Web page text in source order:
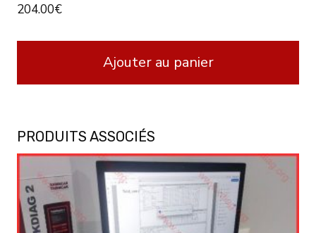
204.00€
Ajouter au panier
PRODUITS ASSOCIÉS